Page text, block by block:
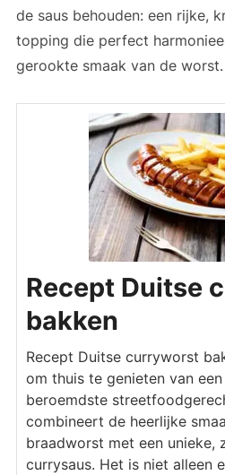
de saus behouden: een rijke,
topping die perfect
gerookte smaak van de worst.
Recept Duitse
bakken
Recept Duitse curryworst
om thuis te genieten van
beroemdste
combineert de heerlijke
braadworst met een unieke,
currysaus. Het is niet alleen